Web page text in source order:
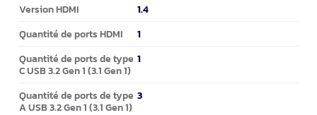
Version HDMI 1.4
Quantité de ports HDMI 1
Quantité de ports de type
C USB 3.2 Gen 1 (3.1 Gen 1)
1
Quantité de ports de type
A USB 3.2 Gen 1 (3.1 Gen 1)
3